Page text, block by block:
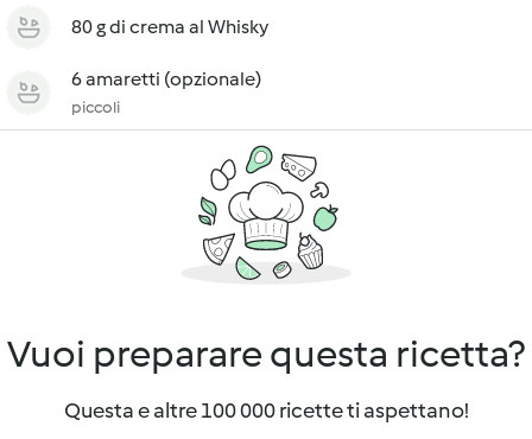
80 g di crema al Whisky
6 amaretti (opzionale)
piccoli
Vuoi preparare questa ricetta?
Questa e altre 100 000 ricette ti aspettano!